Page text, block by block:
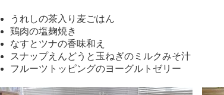
うれしの茶入り麦ごはん
鶏肉の塩麹焼き
なすとツナの香味和え
スナップえんどうと玉ねぎのミルクみそ汁
フルーツトッピングのヨーグルトゼリー